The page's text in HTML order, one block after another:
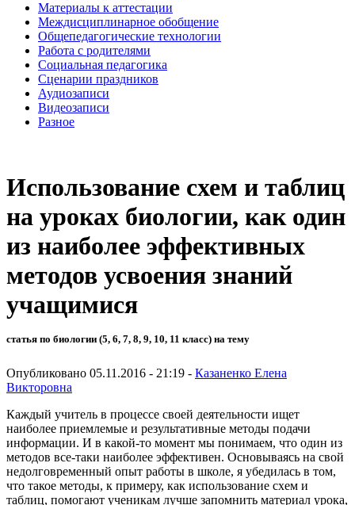
Материалы к аттестации
Междисциплинарное обобщение
Общепедагогические технологии
Работа с родителями
Социальная педагогика
Сценарии праздников
Аудиозаписи
Видеозаписи
Разное
Использование схем и таблиц
на уроках биологии, как один
из наиболее эффективных
методов усвоения знаний
учащимися
статья по биологии (5, 6, 7, 8, 9, 10, 11 класс) на тему
Опубликовано 05.11.2016 - 21:19 - Казаненко Елена
Викторовна
Каждый учитель в процессе своей деятельности ищет
наиболее приемлемые и результативные методы подачи
информации. И в какой-то момент мы понимаем, что один из
методов все-таки наиболее эффективен. Основываясь на свой
недолговременный опыт работы в школе, я убедилась в том,
что такое методы, к примеру, как использование схем и
таблиц, помогают ученикам лучше запомнить материал урока,